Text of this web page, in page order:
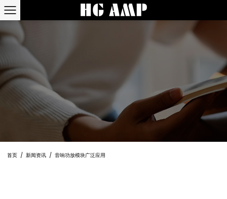
首页 / 新闻资讯 / 音响功放模块广泛应用